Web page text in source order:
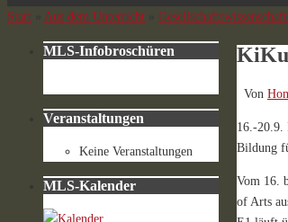
Start Aus dem Unterricht
Von
16.-20.9.
Bildung
Vom 16.
of Arts
MLS-Infobroschüren
Veranstaltungen
Keine Veranstaltungen
MLS-Kalender